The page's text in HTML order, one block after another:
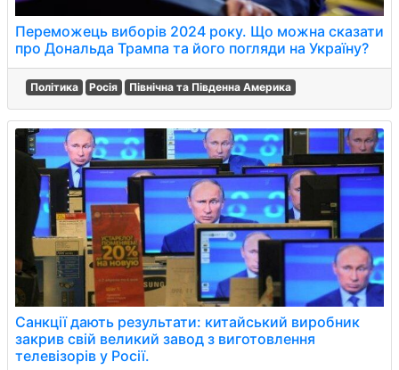
Переможець виборів 2024 року. Що можна сказати
про Дональда Трампа та його погляди на Україну?
Політика Росія Північна та Південна Америка
Санкції дають результати: китайський виробник
закрив свій великий завод з виготовлення
телевізорів у Росії.